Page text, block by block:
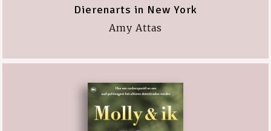
Dierenarts in New York
Amy Attas